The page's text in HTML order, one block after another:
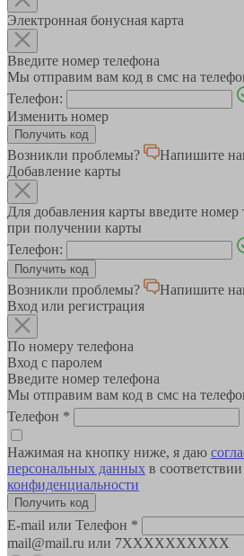
Электронная бонусная карта
Введите номер телефона
Мы отправим вам код в смс на
Телефон:
Изменить номер
Возникли проблемы?
Напишите
Добавление карты
Для добавления карты введите
при получении карты
Телефон:
Возникли проблемы?
Напишите
Вход или регистрация
По номеру телефона
Вход с паролем
Введите номер телефона
Мы отправим вам код в смс на
Телефон *
Нажимая на кнопку ниже, я даю
персональных данных в
конфиденциальности
E-mail или Телефон *
mail@mail.ru или 7XXXXXXXXXX